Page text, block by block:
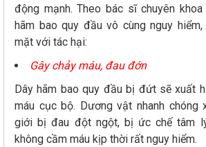
động mạnh. Theo bác sĩ chuyên
hãm bao quy đầu vô cùng nguy
mặt với tác hại:
Gây chảy máu, đau đớn
Dây hãm bao quy đầu bị đứt sẽ xuất
máu cục bộ. Dương vật nhanh chóng
giới bị đau đột ngột, bị ức chế tâm
không cầm máu kịp thời rất nguy hiểm.